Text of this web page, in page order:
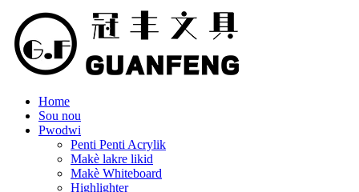
Home
Sou nou
Pwodwi
Penti Penti Acrylik
Makè lakre likid
Makè Whiteboard
Highlighter